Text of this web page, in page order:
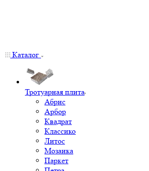
Каталог
Тротуарная плита
Абрис
Арбор
Квадрат
Классико
Литос
Мозаика
Паркет